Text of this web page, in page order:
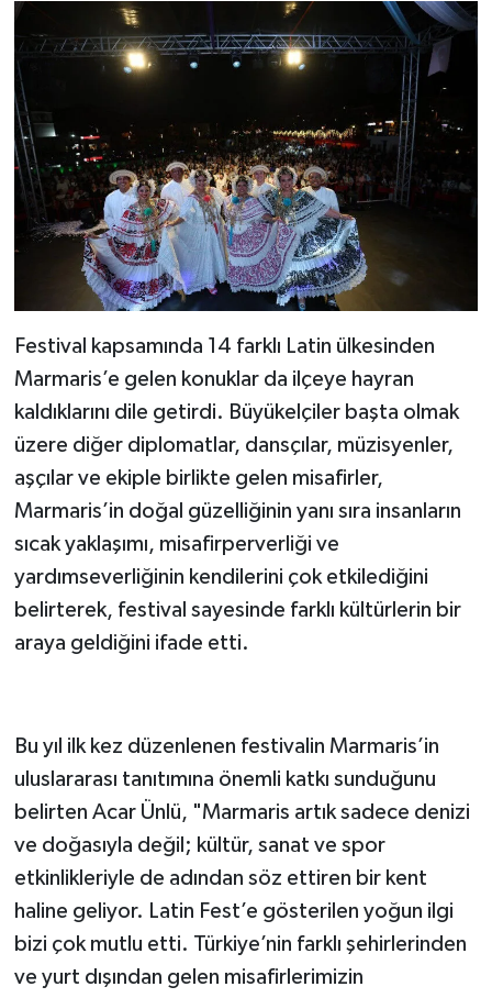
Festival kapsamında 14 farklı Latin ülkesinden
Marmaris’e gelen konuklar da ilçeye hayran
kaldıklarını dile getirdi. Büyükelçiler başta olmak
üzere diğer diplomatlar, dansçılar, müzisyenler,
aşçılar ve ekiple birlikte gelen misafirler,
Marmaris’in doğal güzelliğinin yanı sıra insanların
sıcak yaklaşımı, misafirperverliği ve
yardımseverliğinin kendilerini çok etkilediğini
belirterek, festival sayesinde farklı kültürlerin bir
araya geldiğini ifade etti.
Bu yıl ilk kez düzenlenen festivalin Marmaris’in
uluslararası tanıtımına önemli katkı sunduğunu
belirten Acar Ünlü, "Marmaris artık sadece denizi
ve doğasıyla değil; kültür, sanat ve spor
etkinlikleriyle de adından söz ettiren bir kent
haline geliyor. Latin Fest’e gösterilen yoğun ilgi
bizi çok mutlu etti. Türkiye’nin farklı şehirlerinden
ve yurt dışından gelen misafirlerimizin